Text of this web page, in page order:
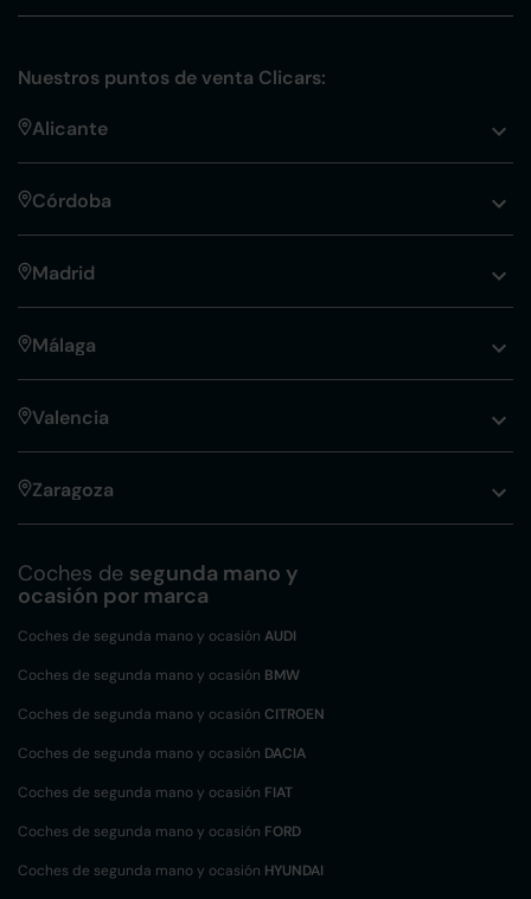
Nuestros puntos de venta Clicars:
Alicante
Córdoba
Madrid
Málaga
Valencia
Zaragoza
Coches de segunda mano y
ocasión por marca
Coches de segunda mano y ocasión AUDI
Coches de segunda mano y ocasión BMW
Coches de segunda mano y ocasión CITROEN
Coches de segunda mano y ocasión DACIA
Coches de segunda mano y ocasión FIAT
Coches de segunda mano y ocasión FORD
Coches de segunda mano y ocasión HYUNDAI